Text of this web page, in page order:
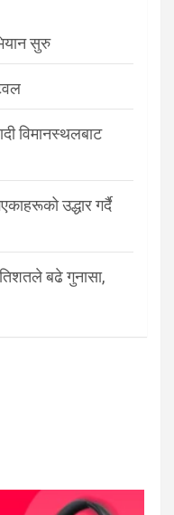
सुरु
विमानस्थलबाट
उद्धार गर्दै
बढे गुनासा,